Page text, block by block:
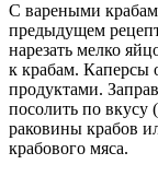
С вареными
предыдущем
нарезать мелко
к крабам. Каперсы
продуктами.
посолить по
раковины крабов
крабового мяса.